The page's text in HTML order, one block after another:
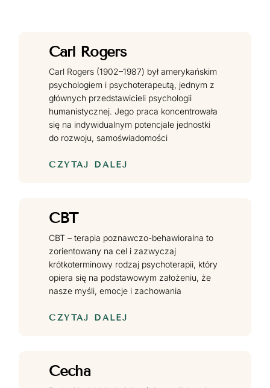
Carl Rogers
Carl Rogers (1902–1987) był amerykańskim
psychologiem i psychoterapeutą, jednym z
głównych przedstawicieli psychologii
humanistycznej. Jego praca koncentrowała
się na indywidualnym potencjale jednostki
do rozwoju, samoświadomości
CZYTAJ DALEJ
CBT
CBT – terapia poznawczo-behawioralna to
zorientowany na cel i zazwyczaj
krótkoterminowy rodzaj psychoterapii, który
opiera się na podstawowym założeniu, że
nasze myśli, emocje i zachowania
CZYTAJ DALEJ
Cecha